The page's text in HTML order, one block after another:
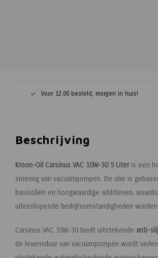
Voor 12.00 besteld, morgen in huis!
Beschrijving
Kroon-Oil Carsinus VAC 10W-30 5 Literis een
smering van vacuümpompen. De olie is
basisoliën en hoogwaardige additieven,
uiteenlopende bedrijfsomstandigheden
Carsinus VAC 10W-30 biedt uitstekende anti-
de levensduur van vacuümpompen wordt